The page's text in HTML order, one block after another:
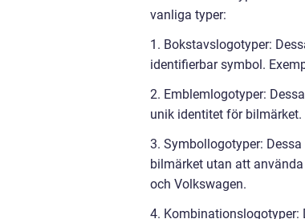
vanliga typer:
1. Bokstavslogotyper:
identifierbar symbol.
2. Emblemlogotyper:
unik identitet för bilmärket.
3. Symbollogotyper:
bilmärket utan att
och Volkswagen.
4. Kombinationslogotyper: